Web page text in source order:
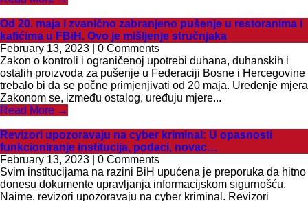
Od 20. maja i zvanično zabranjeno pušenje u restoranima i
kafićima u FBiH. Ovo je mišljenje stručnjaka
February 13, 2023 | 0 Comments
Zakon o kontroli i ograničenoj upotrebi duhana, duhanskih i
ostalih proizvoda za pušenje u Federaciji Bosne i Hercegovine
trebalo bi da se počne primjenjivati od 20 maja. Uređenje mjera
Zakonom se, između ostalog, uređuju mjere...
Read More →
Revizori upozoravaju na cyber kriminal: U opasnosti
funkcioniranje institucija, podaci, novac…
February 13, 2023 | 0 Comments
Svim institucijama na razini BiH upućena je preporuka da hitno
donesu dokumente upravljanja informacijskom sigurnošću.
Naime, revizori upozoravaju na cyber kriminal. Revizori